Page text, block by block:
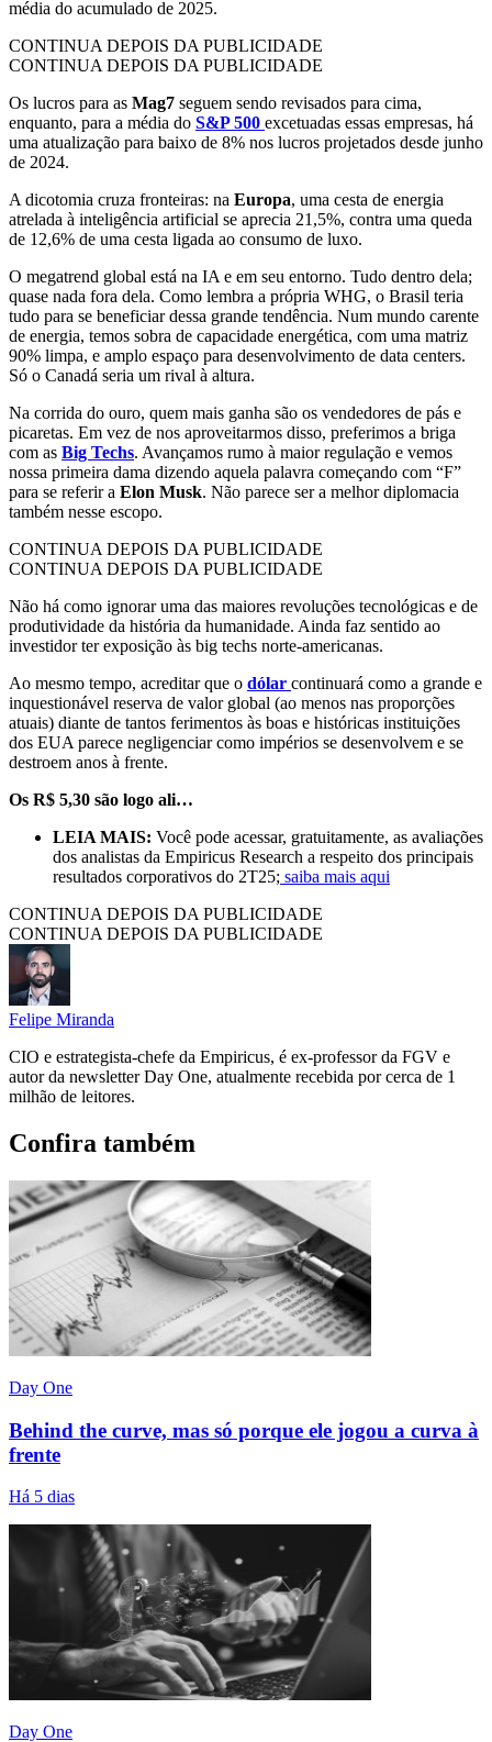
média do acumulado de 2025.
CONTINUA DEPOIS DA PUBLICIDADE
CONTINUA DEPOIS DA PUBLICIDADE
Os lucros para as Mag7 seguem sendo revisados para cima,
enquanto, para a média do S&P 500 excetuadas essas empresas, há
uma atualização para baixo de 8% nos lucros projetados desde junho
de 2024.
A dicotomia cruza fronteiras: na Europa, uma cesta de energia
atrelada à inteligência artificial se aprecia 21,5%, contra uma queda
de 12,6% de uma cesta ligada ao consumo de luxo.
O megatrend global está na IA e em seu entorno. Tudo dentro dela;
quase nada fora dela. Como lembra a própria WHG, o Brasil teria
tudo para se beneficiar dessa grande tendência. Num mundo carente
de energia, temos sobra de capacidade energética, com uma matriz
90% limpa, e amplo espaço para desenvolvimento de data centers.
Só o Canadá seria um rival à altura.
Na corrida do ouro, quem mais ganha são os vendedores de pás e
picaretas. Em vez de nos aproveitarmos disso, preferimos a briga
com as Big Techs. Avançamos rumo à maior regulação e vemos
nossa primeira dama dizendo aquela palavra começando com “F”
para se referir a Elon Musk. Não parece ser a melhor diplomacia
também nesse escopo.
CONTINUA DEPOIS DA PUBLICIDADE
CONTINUA DEPOIS DA PUBLICIDADE
Não há como ignorar uma das maiores revoluções tecnológicas e de
produtividade da história da humanidade. Ainda faz sentido ao
investidor ter exposição às big techs norte-americanas.
Ao mesmo tempo, acreditar que o dólar continuará como a grande e
inquestionável reserva de valor global (ao menos nas proporções
atuais) diante de tantos ferimentos às boas e históricas instituições
dos EUA parece negligenciar como impérios se desenvolvem e se
destroem anos à frente.
Os R$ 5,30 são logo ali…
LEIA MAIS: Você pode acessar, gratuitamente, as avaliações
dos analistas da Empiricus Research a respeito dos principais
resultados corporativos do 2T25; saiba mais aqui
CONTINUA DEPOIS DA PUBLICIDADE
CONTINUA DEPOIS DA PUBLICIDADE
Felipe Miranda
CIO e estrategista-chefe da Empiricus, é ex-professor da FGV e
autor da newsletter Day One, atualmente recebida por cerca de 1
milhão de leitores.
Confira também
Day One
Behind the curve, mas só porque ele jogou a curva à
frente
Há 5 dias
Day One